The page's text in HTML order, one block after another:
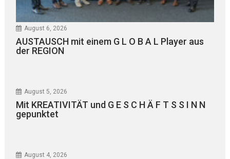
August 6, 2026
AUSTAUSCH mit einem G L O B A L Player aus
der REGION
August 5, 2026
Mit KREATIVITÄT und G E S C H Ä F T S S I N N
gepunktet
August 4, 2026